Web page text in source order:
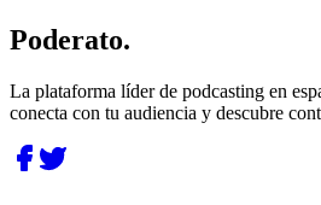
Poderato.
La plataforma líder de podcasting en
conecta con tu audiencia y descubre